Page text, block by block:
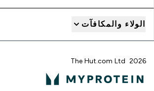
الولاء والمكافآت
2026 The Hut.com Ltd